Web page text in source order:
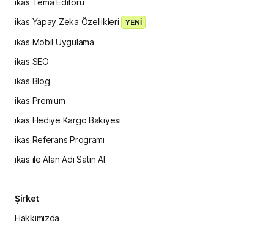
ikas Yapay Zeka Özellikleri
YENİ
ikas Mobil Uygulama
ikas SEO
ikas Blog
ikas Premium
ikas Hediye Kargo Bakiyesi
ikas Referans Programı
ikas ile Alan Adı Satın Al
Şirket
Hakkımızda